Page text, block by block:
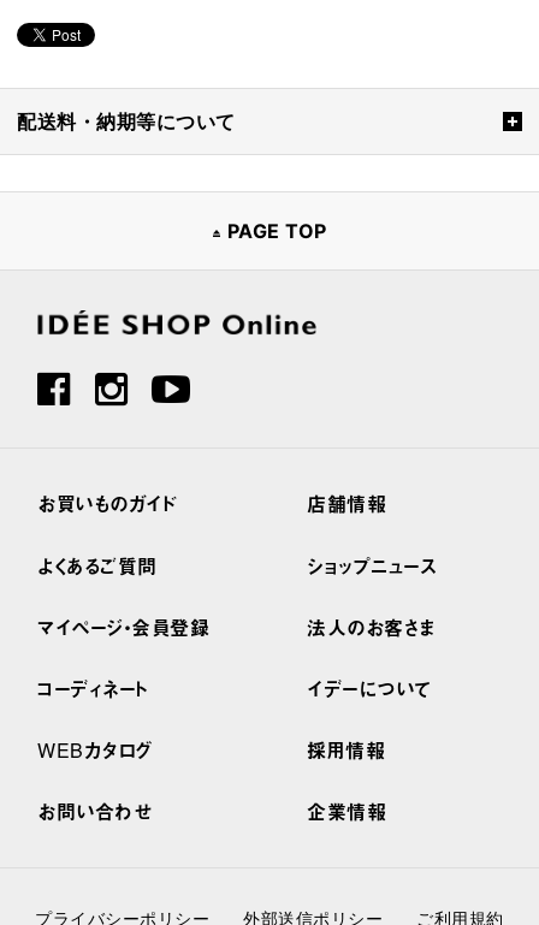
配送料・納期等について
PAGE TOP
お買いものガイド
よくあるご質問
マイページ・会員登録
コーディネート
WEBカタログ
お問い合わせ
店舗情報
ショップニュース
法人のお客さま
イデーについて
採用情報
企業情報
プライバシーポリシー 外部送信ポリシー ご利用規約